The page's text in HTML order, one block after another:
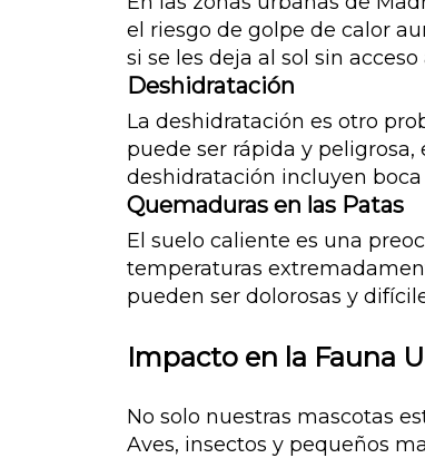
el riesgo de golpe de calor
si se les deja al sol sin
Deshidratación
La deshidratación es otro
puede ser rápida y
deshidratación incluyen
Quemaduras en las Patas
El suelo caliente es una
temperaturas
pueden ser dolorosas y
Impacto en la Fauna
No solo nuestras mascotas
Aves, insectos y pequeños